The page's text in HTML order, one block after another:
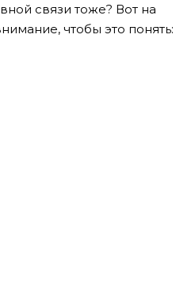
связи тоже? Вот на
чтобы это понять: